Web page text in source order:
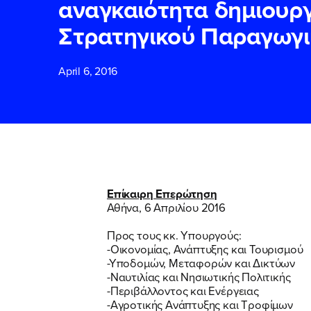
αναγκαιότητα
Στρατηγικού
April 6, 2016
Επίκαιρη Επερώτηση
Αθήνα, 6 Απριλίου 2016
Προς τους κκ. Υπουργούς:
-Οικονομίας, Ανάπτυξης και Τουρισμού
-Υποδομών, Μεταφορών και Δικτύων
-Ναυτιλίας και Νησιωτικής Πολιτικής
-Περιβάλλοντος και Ενέργειας
-Αγροτικής Ανάπτυξης και Τροφίμων
ΕΠΙΘΕΤΟ*
δικτυακού
ΥΠΟΒΟΛΗ
ΕΠΙΘΕΤΟ*
δικτυακού
ΥΠΟΒΟΛΗ